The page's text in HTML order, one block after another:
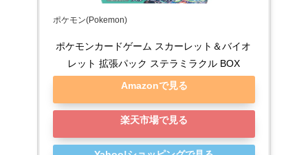
ポケモン(Pokemon)
ポケモンカードゲーム スカーレット＆バイオ
レット 拡張パック ステラミラクル BOX
Amazonで見る
楽天市場で見る